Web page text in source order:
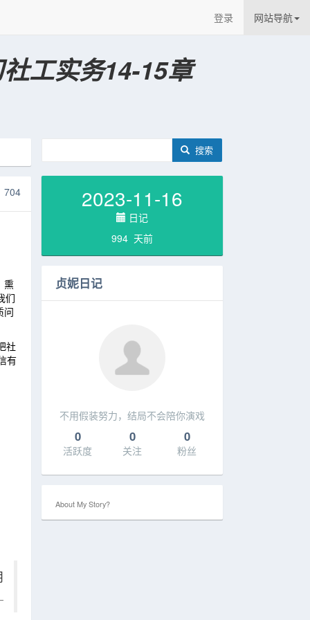
登录 网站导航
工实务14-15章
熏
们
问
社
有
搜索
2023-11-16
日记
994 天前
贞妮日记
不用假装努力，结局不会陪你演戏
0
活跃度
0
关注
0
粉丝
About My Story?